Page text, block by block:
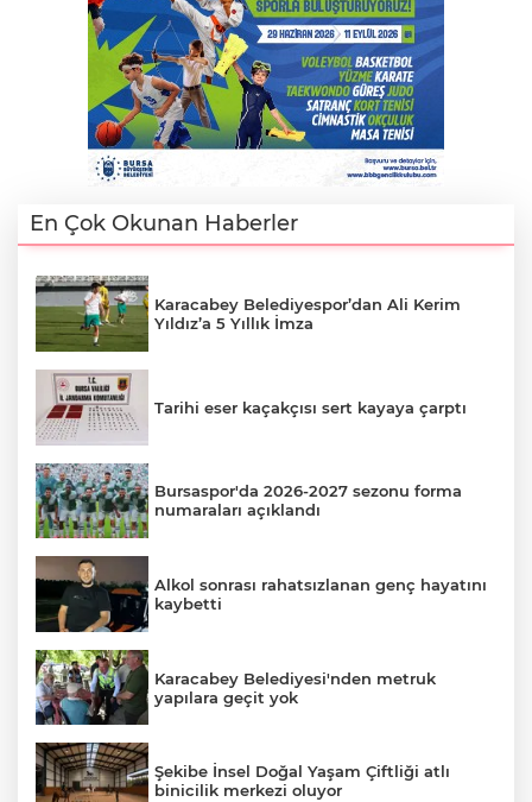
En Çok Okunan Haberler
Karacabey Belediyespor’dan Ali Kerim
Yıldız’a 5 Yıllık İmza
Tarihi eser kaçakçısı sert kayaya çarptı
Bursaspor'da 2026-2027 sezonu forma
numaraları açıklandı
Alkol sonrası rahatsızlanan genç hayatını
kaybetti
Karacabey Belediyesi'nden metruk
yapılara geçit yok
Şekibe İnsel Doğal Yaşam Çiftliği atlı
binicilik merkezi oluyor